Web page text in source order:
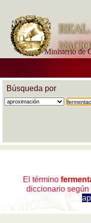
Ministerio de
Búsqueda por